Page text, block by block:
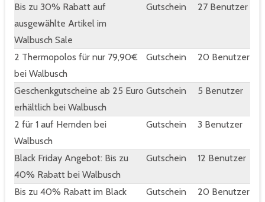
Bis zu 30% Rabatt auf
ausgewählte Artikel im
Walbusch Sale
Gutschein 27 Benutzer
2 Thermopolos für nur 79,90€
bei Walbusch
Gutschein 20 Benutzer
Geschenkgutscheine ab 25 Euro
erhältlich bei Walbusch
Gutschein 5 Benutzer
2 für 1 auf Hemden bei
Walbusch
Gutschein 3 Benutzer
Black Friday Angebot: Bis zu
40% Rabatt bei Walbusch
Gutschein 12 Benutzer
Bis zu 40% Rabatt im Black
Gutschein 20 Benutzer